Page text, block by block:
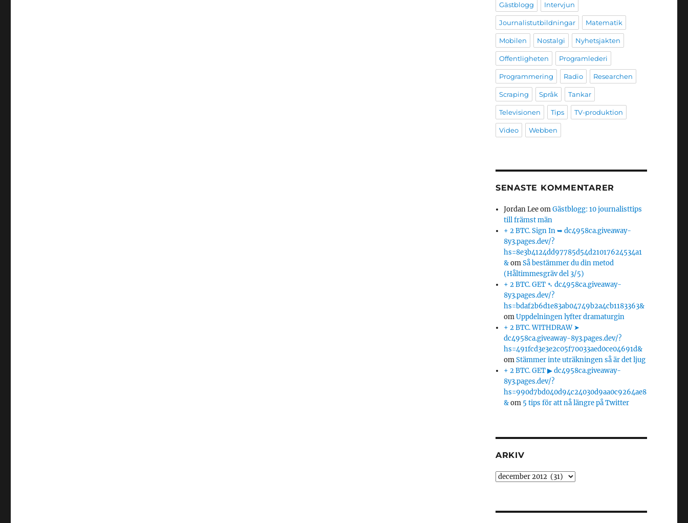
Gästblogg Intervjun
Journalistutbildningar Matematik
Mobilen Nostalgi Nyhetsjakten
Offentligheten Programlederi
Programmering Radio Researchen
Scraping Språk Tankar
Televisionen Tips TV-produktion
Video Webben
SENASTE KOMMENTARER
Jordan LeeomGästblogg: 10 journalisttips
till främst män
+ 2 BTC. Sign In ➥ dc4958ca.giveaway-
8y3.pages.dev/?
hs=8e3b4124dd97785d54d21017624534a1
&omSå bestämmer du din metod
(Håltimmesgräv del 3/5)
+ 2 BTC. GET ➴ dc4958ca.giveaway-
8y3.pages.dev/?
hs=bdaf2b6d1e83ab04749b2a4cb1183363&
omUppdelningen lyfter dramaturgin
+ 2 BTC. WITHDRAW ➤
dc4958ca.giveaway-8y3.pages.dev/?
hs=491fcd3e3e2c05f70033aed0ce04691d&
omStämmer inte uträkningen så är det ljug
+ 2 BTC. GET ▶ dc4958ca.giveaway-
8y3.pages.dev/?
hs=990d7bd040d94c24030d9aa0c9264ae8
&om 5 tips för att nå längre på Twitter
ARKIV
Arkiv